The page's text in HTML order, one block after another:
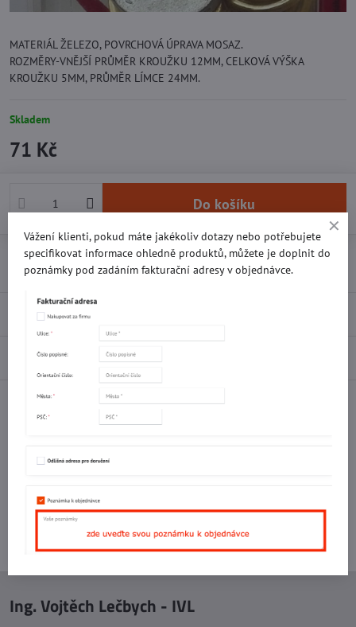
MATERIÁL ŽELEZO, POVRCHOVÁ ÚPRAVA MOSAZ.
ROZMĚRY-VNĚJŠÍ PRŮMĚR KROUŽKU 12MM, CELKOVÁ VÝŠKA
KROUŽKU 5MM, PRŮMĚR LÍMCE 24MM.
Skladem
71 Kč
Do košíku
Přidat k Oblíbeným Doručení
Recenze 0
Diskuse 0
Twitter
Potřebujete poradit s objednávkou?
+420 577 523 563
Ing. Vojtěch Lečbych - IVL
Vážení klienti, pokud máte jakékoliv dotazy nebo potřebujete
specifikovat informace ohledně produktů, můžete je doplnit do
poznámky pod zadáním fakturační adresy v objednávce.